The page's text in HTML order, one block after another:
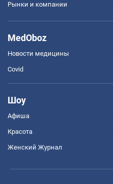
Рынки и компании
MedOboz
Новости медицины
Covid
Шоу
Афиша
Красота
Женский Журнал